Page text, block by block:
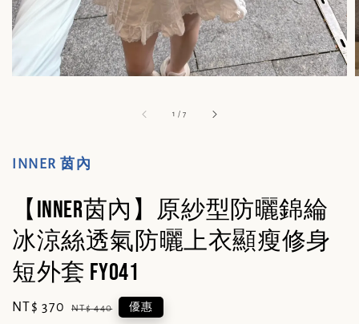
1 /7
INNER 茵內
【INNER茵內】原紗型防曬錦綸
冰涼絲透氣防曬上衣顯瘦修身
短外套 FY041
Sale
NT$ 370 Regular
NT$ 440 優惠